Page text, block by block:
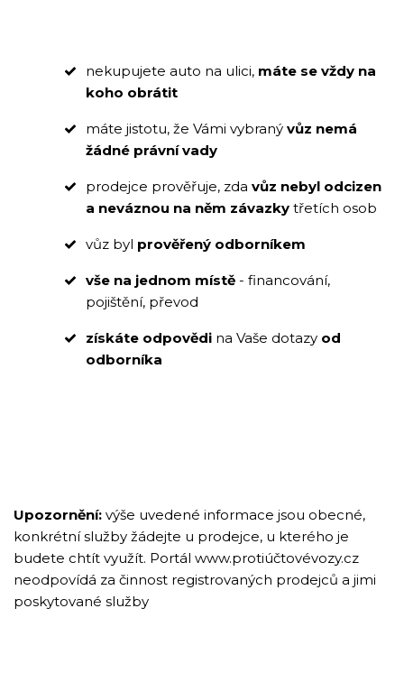
nekupujete auto na ulici, máte se vždy na
koho obrátit
máte jistotu, že Vámi vybraný vůz nemá
žádné právní vady
prodejce prověřuje, zda vůz nebyl odcizen
a neváznou na něm závazky třetích osob
vůz byl prověřený odborníkem
vše na jednom místě - financování,
pojištění, převod
získáte odpovědi na Vaše dotazy od
odborníka
Upozornění: výše uvedené informace jsou obecné,
konkrétní služby žádejte u prodejce, u kterého je
budete chtít využít. Portál www.protiúčtovévozy.cz
neodpovídá za činnost registrovaných prodejců a jimi
poskytované služby